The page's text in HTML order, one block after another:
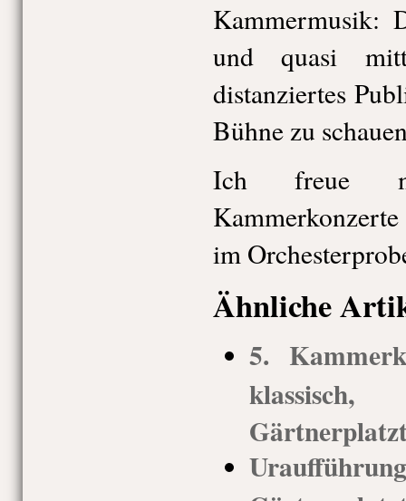
Kammermusik:
und quasi
distanziertes
Bühne zu
Ich freue
im
Ähnliche
5.